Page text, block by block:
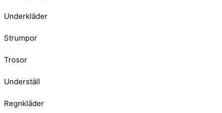
Underkläder
Strumpor
Trosor
Underställ
Regnkläder